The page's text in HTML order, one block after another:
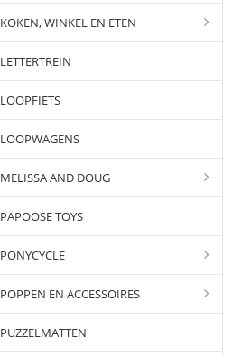
KOKEN, WINKEL EN ETEN
LETTERTREIN
LOOPFIETS
LOOPWAGENS
MELISSA AND DOUG
PAPOOSE TOYS
PONYCYCLE
POPPEN EN ACCESSOIRES
PUZZELMATTEN